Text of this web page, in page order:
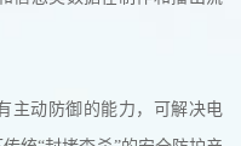
主动防御的能力，可解决电